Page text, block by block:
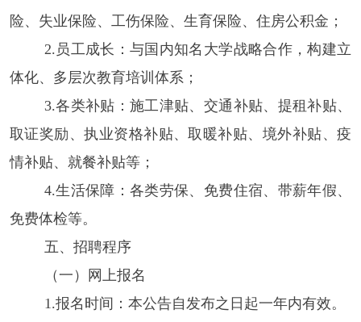
险、失业保险、工伤保险、生育保险、住房公积金；
2.员工成长：与国内知名大学战略合作，构建立
体化、多层次教育培训体系；
3.各类补贴：施工津贴、交通补贴、提租补贴、
取证奖励、执业资格补贴、取暖补贴、境外补贴、疫
情补贴、就餐补贴等；
4.生活保障：各类劳保、免费住宿、带薪年假、
免费体检等。
五、 招聘程序
（一）网上报名
1.报名时间：本公告自发布之日起一年内有效。